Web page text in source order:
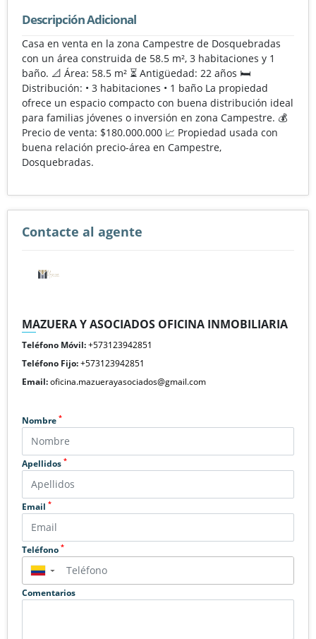
Descripción Adicional
Casa en venta en la zona Campestre de Dosquebradas
con un área construida de 58.5 m², 3 habitaciones y 1
baño. 📐 Área: 58.5 m² ⏳ Antigüedad: 22 años 🛏️
Distribución: • 3 habitaciones • 1 baño La propiedad
ofrece un espacio compacto con buena distribución ideal
para familias jóvenes o inversión en zona Campestre. 💰
Precio de venta: $180.000.000 📈 Propiedad usada con
buena relación precio-área en Campestre,
Dosquebradas.
Contacte al agente
MAZUERA Y ASOCIADOS OFICINA INMOBILIARIA
Teléfono Móvil:+573123942851
Teléfono Fijo:+573123942851
Email:oficina.mazuerayasociados@gmail.com
Nombre *
Apellidos *
Email *
Teléfono *
▼
Comentarios